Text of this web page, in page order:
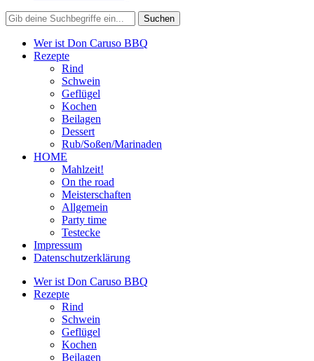
Wer ist Don Caruso BBQ
Rezepte
Rind
Schwein
Geflügel
Kochen
Beilagen
Dessert
Rub/Soßen/Marinaden
HOME
Mahlzeit!
On the road
Meisterschaften
Allgemein
Party time
Testecke
Impressum
Datenschutzerklärung
Wer ist Don Caruso BBQ
Rezepte
Rind
Schwein
Geflügel
Kochen
Beilagen